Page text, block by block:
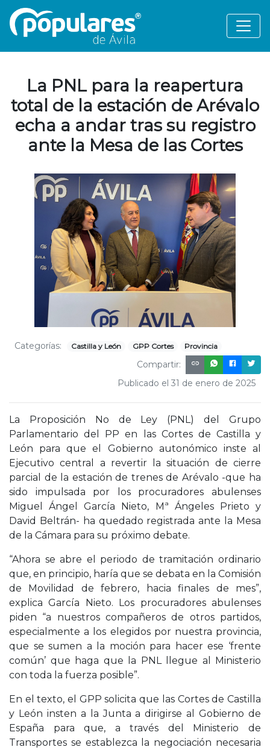
La PNL para la reapertura
total de la estación de Arévalo
echa a andar tras su registro
ante la Mesa de las Cortes
Categorías: Castilla y León GPP Cortes Provincia
Compartir:
Publicado el 31 de enero de 2025
La Proposición No de Ley (PNL) del Grupo
Parlamentario del PP en las Cortes de Castilla y
León para que el Gobierno autonómico inste al
Ejecutivo central a revertir la situación de cierre
parcial de la estación de trenes de Arévalo -que ha
sido impulsada por los procuradores abulenses
Miguel Ángel García Nieto, Mª Ángeles Prieto y
David Beltrán- ha quedado registrada ante la Mesa
de la Cámara para su próximo debate.
“Ahora se abre el periodo de tramitación ordinario
que, en principio, haría que se debata en la Comisión
de Movilidad de febrero, hacia finales de mes”,
explica García Nieto. Los procuradores abulenses
piden “a nuestros compañeros de otros partidos,
especialmente a los elegidos por nuestra provincia,
que se sumen a la moción para hacer ese ‘frente
común’ que haga que la PNL llegue al Ministerio
con toda la fuerza posible”.
En el texto, el GPP solicita que las Cortes de Castilla
y León insten a la Junta a dirigirse al Gobierno de
España para que, a través del Ministerio de
Transportes se establezca la negociación necesaria